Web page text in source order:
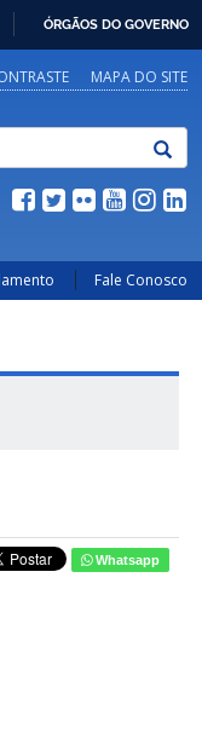
ÓRGÃOS DO GOVERNO
MAPA DO SITE
Fale Conosco
Whatsapp